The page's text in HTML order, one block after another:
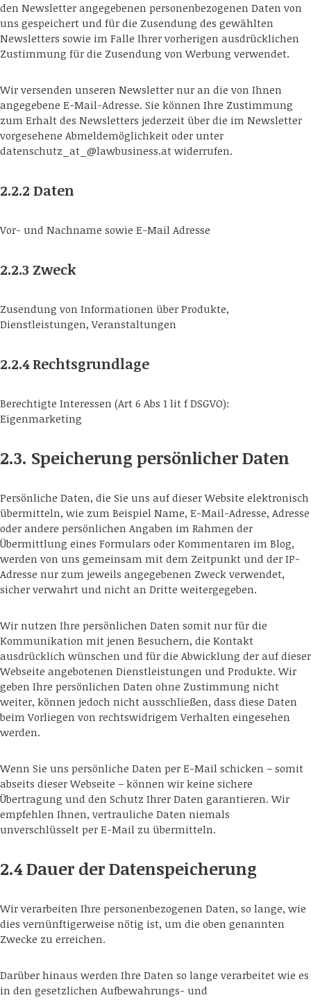
den Newsletter angegebenen personenbezogenen Daten von
uns gespeichert und für die Zusendung des gewählten
Newsletters sowie im Falle Ihrer vorherigen ausdrücklichen
Zustimmung für die Zusendung von Werbung verwendet.
Wir versenden unseren Newsletter nur an die von Ihnen
angegebene E-Mail-Adresse. Sie können Ihre Zustimmung
zum Erhalt des Newsletters jederzeit über die im Newsletter
vorgesehene Abmeldemöglichkeit oder unter
datenschutz_at_@lawbusiness.at widerrufen.
2.2.2 Daten
Vor- und Nachname sowie E-Mail Adresse
2.2.3 Zweck
Zusendung von Informationen über Produkte,
Dienstleistungen, Veranstaltungen
2.2.4 Rechtsgrundlage
Berechtigte Interessen (Art 6 Abs 1 lit f DSGVO):
Eigenmarketing
2.3. Speicherung persönlicher Daten
Persönliche Daten, die Sie uns auf dieser Website elektronisch
übermitteln, wie zum Beispiel Name, E-Mail-Adresse, Adresse
oder andere persönlichen Angaben im Rahmen der
Übermittlung eines Formulars oder Kommentaren im Blog,
werden von uns gemeinsam mit dem Zeitpunkt und der IP-
Adresse nur zum jeweils angegebenen Zweck verwendet,
sicher verwahrt und nicht an Dritte weitergegeben.
Wir nutzen Ihre persönlichen Daten somit nur für die
Kommunikation mit jenen Besuchern, die Kontakt
ausdrücklich wünschen und für die Abwicklung der auf dieser
Webseite angebotenen Dienstleistungen und Produkte. Wir
geben Ihre persönlichen Daten ohne Zustimmung nicht
weiter, können jedoch nicht ausschließen, dass diese Daten
beim Vorliegen von rechtswidrigem Verhalten eingesehen
werden.
Wenn Sie uns persönliche Daten per E-Mail schicken – somit
abseits dieser Webseite – können wir keine sichere
Übertragung und den Schutz Ihrer Daten garantieren. Wir
empfehlen Ihnen, vertrauliche Daten niemals
unverschlüsselt per E-Mail zu übermitteln.
2.4 Dauer der Datenspeicherung
Wir verarbeiten Ihre personenbezogenen Daten, so lange, wie
dies vernünftigerweise nötig ist, um die oben genannten
Zwecke zu erreichen.
Darüber hinaus werden Ihre Daten so lange verarbeitet wie es
in den gesetzlichen Aufbewahrungs- und